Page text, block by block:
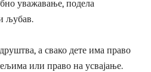
уважавање, подела
љубав.
а свако дете има право
или право на усвајање.